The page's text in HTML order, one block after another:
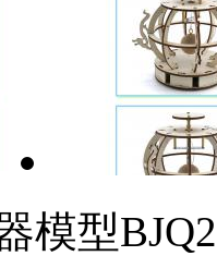
模型